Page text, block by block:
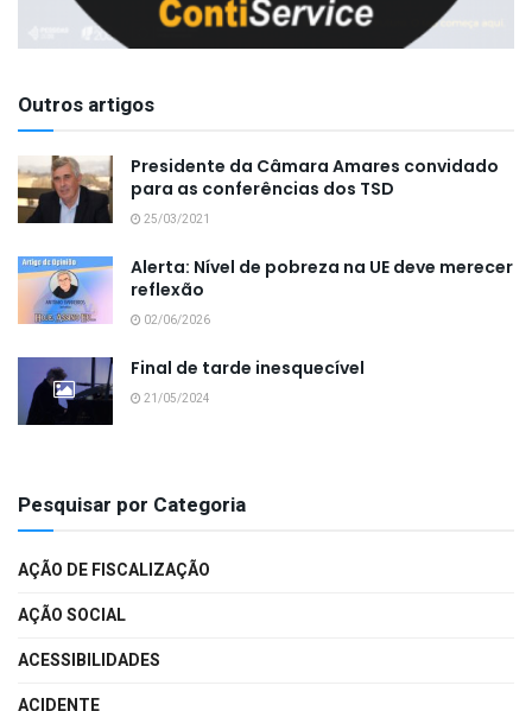
Outros artigos
Presidente da Câmara Amares convidado
para as conferências dos TSD
25/03/2021
Alerta: Nível de pobreza na UE deve merecer
reflexão
02/06/2026
Final de tarde inesquecível
21/05/2024
Pesquisar por Categoria
AÇÃO DE FISCALIZAÇÃO
AÇÃO SOCIAL
ACESSIBILIDADES